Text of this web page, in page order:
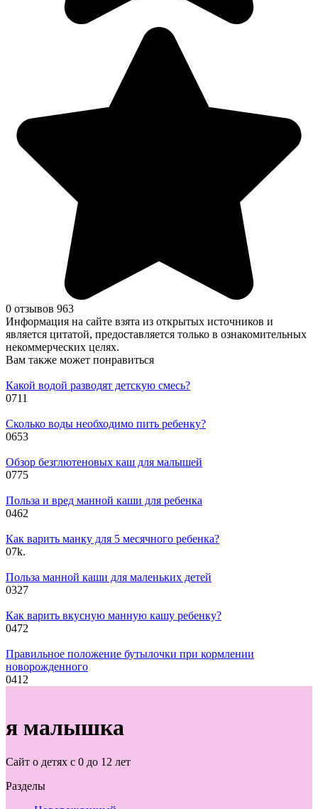
0 отзывов 963
Информация на сайте взята из открытых источников и
является цитатой, предоставляется только в ознакомительных
некоммерческих целях.
Вам также может понравиться
Какой водой разводят детскую смесь?
0711
Сколько воды необходимо пить ребенку?
0653
Обзор безглютеновых каш для малышей
0775
Польза и вред манной каши для ребенка
0462
Как варить манку для 5 месячного ребенка?
07k.
Польза манной каши для маленьких детей
0327
Как варить вкусную манную кашу ребенку?
0472
Правильное положение бутылочки при кормлении
новорожденного
0412
я малышка
Сайт о детях с 0 до 12 лет
Разделы